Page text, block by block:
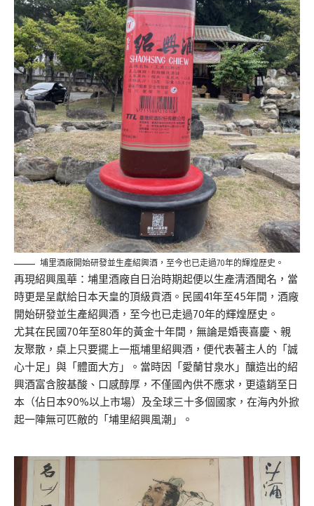
埔里酒廠開始研發並生產紹興酒，至今也已走過70年的輝煌歷史。
再現紹興風華：埔里酒廠自日治時期起便以生產清酒聞名， 當
時更是呈獻給日本天皇的頂級貢酒。民國41年至45年間， 酒廠
開始研發並生產紹興酒，至今也已走過70年的輝煌歷史。
尤其在民國70年至80年的黃金十年間，無論是婚喪喜慶、 親
友聚散，桌上只要擺上一瓶埔里紹興酒，便代表著主人的「 誠
心十足」與「體面大方」。當時因「愛蘭甘泉水」 釀造出的紹
興酒富含胺基酸、口感醇厚，不僅國內供不應求， 更遠銷至日
本（佔日本90%以上市場）及全球三十多個國家， 在海內外掀
起一陣無可匹敵的「埔里紹興風潮」。